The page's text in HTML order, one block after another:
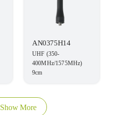
AN0375H14
UHF (350-
400MHz/1575MHz)
9cm
Show More